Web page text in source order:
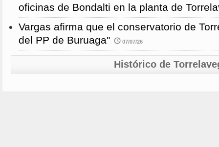
oficinas de Bondalti en la planta de
Vargas afirma que el conservatorio de
del PP de Buruaga"
07/07/26
Histórico de